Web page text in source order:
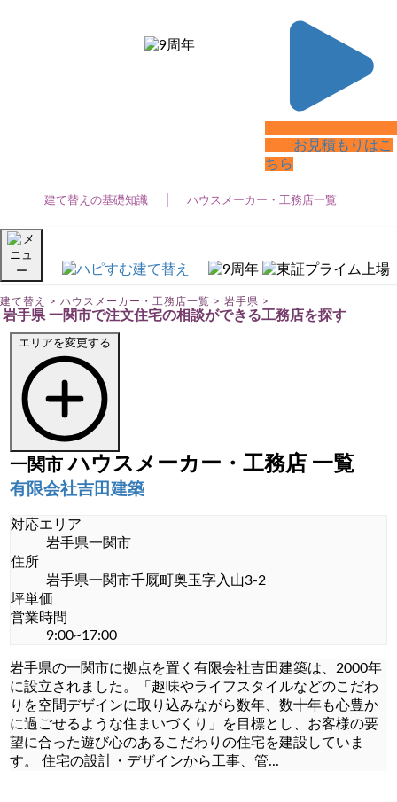
建て替え費用 (22)
3階建て住宅 (10)
ZEH住宅 (2)
ローコスト住宅 (13)
二世帯住宅 (12)
平屋住宅 (9)
注文住宅見積もり (3)
耐震・免震・制震住宅 (3)
輸入住宅 (2)
高気密・高断熱住宅 (9)
土地購入 (21)
お見積もりはこ
ちら
建て替えの基礎知識 ハウスメーカー・工務店一覧
建て替え > ハウスメーカー・工務店一覧 > 岩手県 >
岩手県 一関市で注文住宅の相談ができる工務店を探す
エリアを変更する
一関市 ハウスメーカー・工務店 一覧
有限会社吉田建築
対応エリア
岩手県一関市
住所
岩手県一関市千厩町奥玉字入山3-2
坪単価
営業時間
9:00~17:00
岩手県の一関市に拠点を置く有限会社吉田建築は、2000年
に設立されました。「趣味やライフスタイルなどのこだわ
りを空間デザインに取り込みながら数年、数十年も心豊か
に過ごせるような住まいづくり」を目標とし、お客様の要
望に合った遊び心のあるこだわりの住宅を建設していま
す。 住宅の設計・デザインから工事、管...